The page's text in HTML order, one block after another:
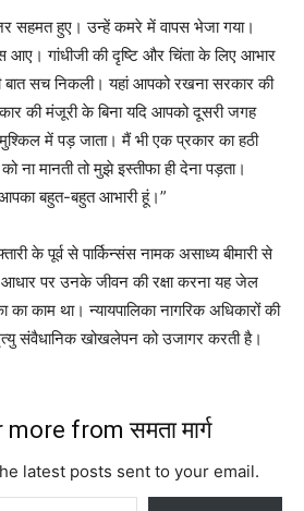
सहमत हुए। उन्हें कमरे में वापस भेजा गया।
आए। गांधीजी की दृष्टि और चिंता के लिए आभार
सच निकली। यहां आपको रखना सरकार की
की मंजूरी के बिना यदि आपको दूसरी जगह
में पड़ जाता। मैं भी एक प्रकार का हठी
ना मानती तो मुझे इस्तीफा ही देना पड़ता।
बहुत-बहुत आभारी हूं।”
के पूर्व से पार्किन्संस नामक असाध्य बीमारी से
पर उनके जीवन की रक्षा करना यह जेल
का काम था। न्यायपालिका नागरिक अधिकारों की
संवैधानिक खोखलेपन को उजागर करती है।
from समता मार्ग
latest posts sent to your email.